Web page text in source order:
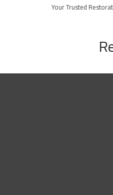
Your Trusted